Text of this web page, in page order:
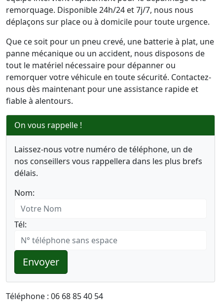
remorquage. Disponible 24h/24 et 7j/7, nous nous
déplaçons sur place ou à domicile pour toute urgence.
Que ce soit pour un pneu crevé, une batterie à plat, une
panne mécanique ou un accident, nous disposons de
tout le matériel nécessaire pour dépanner ou
remorquer votre véhicule en toute sécurité. Contactez-
nous dès maintenant pour une assistance rapide et
fiable à alentours.
On vous rappelle !
Laissez-nous votre numéro de téléphone, un de
nos conseillers vous rappellera dans les plus brefs
délais.
Nom:
Tél:
Envoyer
Téléphone : 06 68 85 40 54